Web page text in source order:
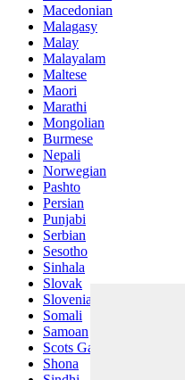
Macedonian
Malagasy
Malay
Malayalam
Maltese
Maori
Marathi
Mongolian
Burmese
Nepali
Norwegian
Pashto
Persian
Punjabi
Serbian
Sesotho
Sinhala
Slovak
Slovenian
Somali
Samoan
Scots Gaelic
Shona